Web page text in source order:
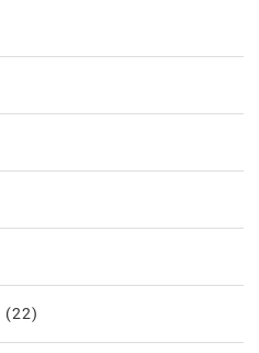
(22)